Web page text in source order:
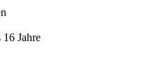
Jahre